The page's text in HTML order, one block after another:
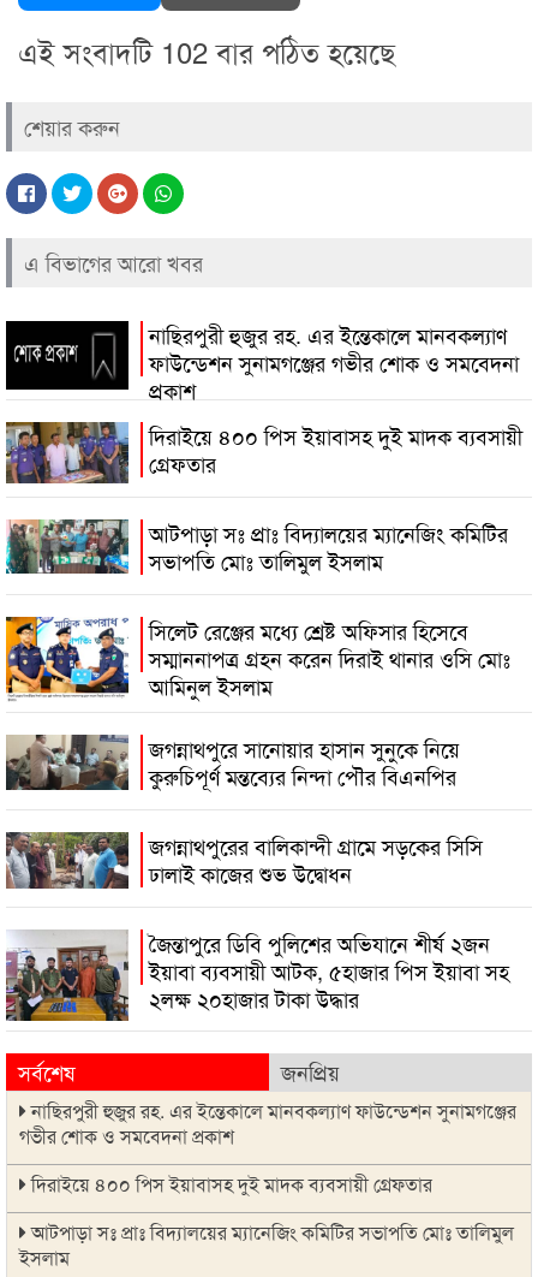
এই সংবাদটি 102 বার পঠিত হয়েছে
শেয়ার করুন
এ বিভাগের আরো খবর
নাছিরপুরী হুজুর রহ. এর ইন্তেকালে মানবকল্যাণ
ফাউন্ডেশন সুনামগঞ্জের গভীর শোক ও সমবেদনা
প্রকাশ
দিরাইয়ে ৪০০ পিস ইয়াবাসহ দুই মাদক ব্যবসায়ী
গ্রেফতার
আটপাড়া সঃ প্রাঃ বিদ্যালয়ের ম্যানেজিং কমিটির
সভাপতি মোঃ তালিমুল ইসলাম
সিলেট রেঞ্জের মধ্যে শ্রেষ্ট অফিসার হিসেবে
সম্মাননাপত্র গ্রহন করেন দিরাই থানার ওসি মোঃ
আমিনুল ইসলাম
জগন্নাথপুরে সানোয়ার হাসান সুনুকে নিয়ে
কুরুচিপূর্ণ মন্তব্যের নিন্দা পৌর বিএনপির
জগন্নাথপুরের বালিকান্দী গ্রামে সড়কের সিসি
ঢালাই কাজের শুভ উদ্বোধন
জৈন্তাপুরে ডিবি পুলিশের অভিযানে শীর্ষ ২জন
ইয়াবা ব্যবসায়ী আটক, ৫হাজার পিস ইয়াবা সহ
২লক্ষ ২০হাজার টাকা উদ্ধার
সর্বশেষ জনপ্রিয়
নাছিরপুরী হুজুর রহ. এর ইন্তেকালে মানবকল্যাণ ফাউন্ডেশন সুনামগঞ্জের
গভীর শোক ও সমবেদনা প্রকাশ
দিরাইয়ে ৪০০ পিস ইয়াবাসহ দুই মাদক ব্যবসায়ী গ্রেফতার
আটপাড়া সঃ প্রাঃ বিদ্যালয়ের ম্যানেজিং কমিটির সভাপতি মোঃ তালিমুল
ইসলাম